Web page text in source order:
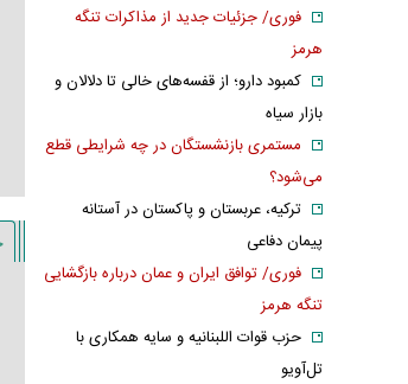
فوری/ جزئیات جدید از مذاکرات تنگه
هرمز
کمبود دارو؛ از قفسه‌های خالی تا دلالان و
بازار سیاه
مستمری بازنشستگان در چه شرایطی قطع
می‌شود؟
ترکیه، عربستان و پاکستان در آستانه
پیمان دفاعی
فوری/ توافق ایران و عمان درباره بازگشایی
تنگه هرمز
حزب قوات اللبنانیه و سایه همکاری با
تل‌آویو